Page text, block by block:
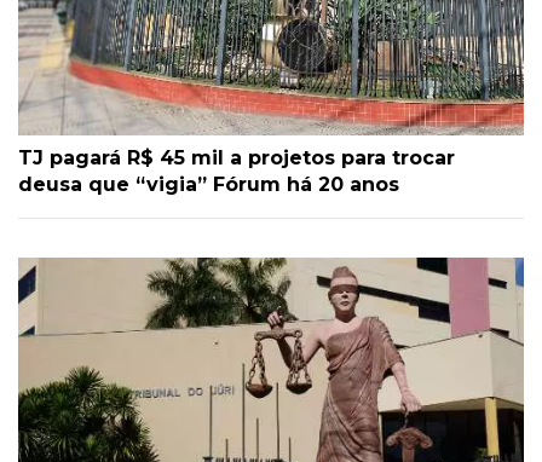
TJ pagará R$ 45 mil a projetos para trocar
deusa que “vigia” Fórum há 20 anos